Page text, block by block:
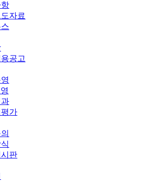
자료
공고
가
판